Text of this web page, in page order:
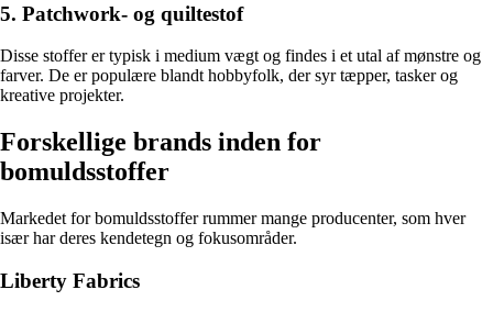
5. Patchwork- og quiltestof
Disse stoffer er typisk i medium vægt og findes i et utal af mønstre og
farver. De er populære blandt hobbyfolk, der syr tæpper, tasker og
kreative projekter.
Forskellige brands inden for
bomuldsstoffer
Markedet for bomuldsstoffer rummer mange producenter, som hver
især har deres kendetegn og fokusområder.
Liberty Fabrics